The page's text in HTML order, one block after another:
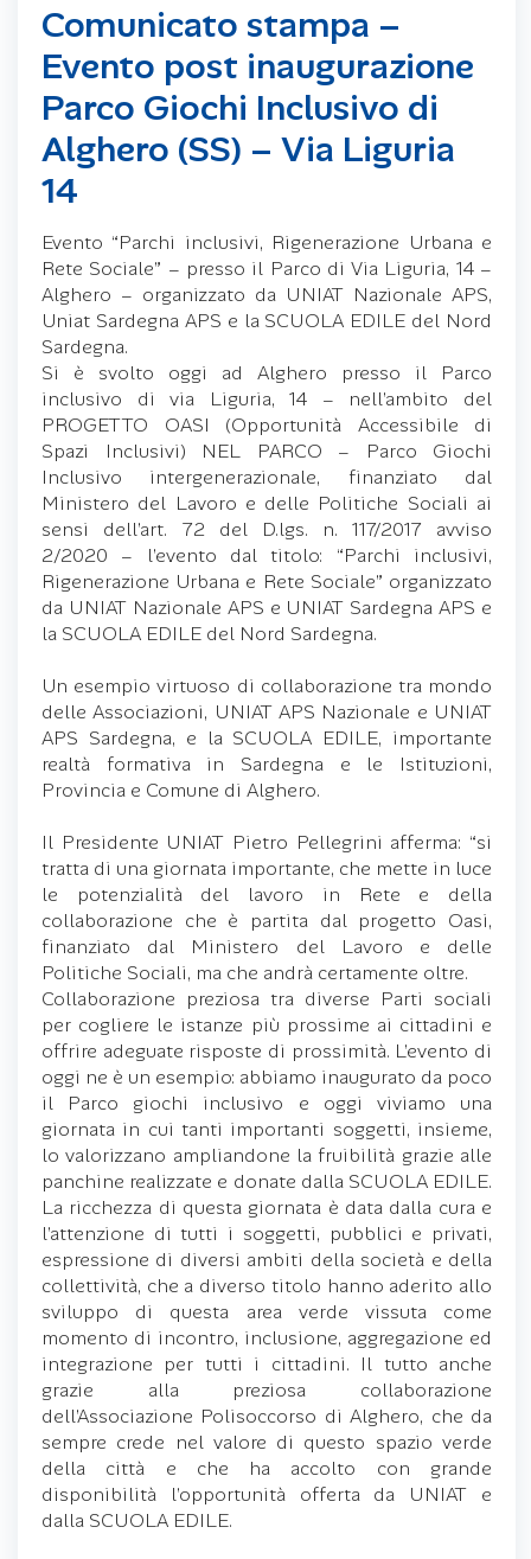
Comunicato stampa –
Evento post inaugurazione
Parco Giochi Inclusivo di
Alghero (SS) – Via Liguria
14
Evento “Parchi inclusivi, Rigenerazione Urbana e
Rete Sociale” – presso il Parco di Via Liguria, 14 –
Alghero – organizzato da UNIAT Nazionale APS,
Uniat Sardegna APS e la SCUOLA EDILE del Nord
Sardegna.
Si è svolto oggi ad Alghero presso il Parco
inclusivo di via Liguria, 14 – nell’ambito del
PROGETTO OASI (Opportunità Accessibile di
Spazi Inclusivi) NEL PARCO – Parco Giochi
Inclusivo intergenerazionale, finanziato dal
Ministero del Lavoro e delle Politiche Sociali ai
sensi dell’art. 72 del D.lgs. n. 117/2017 avviso
2/2020 – l’evento dal titolo: “Parchi inclusivi,
Rigenerazione Urbana e Rete Sociale” organizzato
da UNIAT Nazionale APS e UNIAT Sardegna APS e
la SCUOLA EDILE del Nord Sardegna.
Un esempio virtuoso di collaborazione tra mondo
delle Associazioni, UNIAT APS Nazionale e UNIAT
APS Sardegna, e la SCUOLA EDILE, importante
realtà formativa in Sardegna e le Istituzioni,
Provincia e Comune di Alghero.
Il Presidente UNIAT Pietro Pellegrini afferma: “si
tratta di una giornata importante, che mette in luce
le potenzialità del lavoro in Rete e della
collaborazione che è partita dal progetto Oasi,
finanziato dal Ministero del Lavoro e delle
Politiche Sociali, ma che andrà certamente oltre.
Collaborazione preziosa tra diverse Parti sociali
per cogliere le istanze più prossime ai cittadini e
offrire adeguate risposte di prossimità. L’evento di
oggi ne è un esempio: abbiamo inaugurato da poco
il Parco giochi inclusivo e oggi viviamo una
giornata in cui tanti importanti soggetti, insieme,
lo valorizzano ampliandone la fruibilità grazie alle
panchine realizzate e donate dalla SCUOLA EDILE.
La ricchezza di questa giornata è data dalla cura e
l’attenzione di tutti i soggetti, pubblici e privati,
espressione di diversi ambiti della società e della
collettività, che a diverso titolo hanno aderito allo
sviluppo di questa area verde vissuta come
momento di incontro, inclusione, aggregazione ed
integrazione per tutti i cittadini. Il tutto anche
grazie alla preziosa collaborazione
dell’Associazione Polisoccorso di Alghero, che da
sempre crede nel valore di questo spazio verde
della città e che ha accolto con grande
disponibilità l’opportunità offerta da UNIAT e
dalla SCUOLA EDILE.